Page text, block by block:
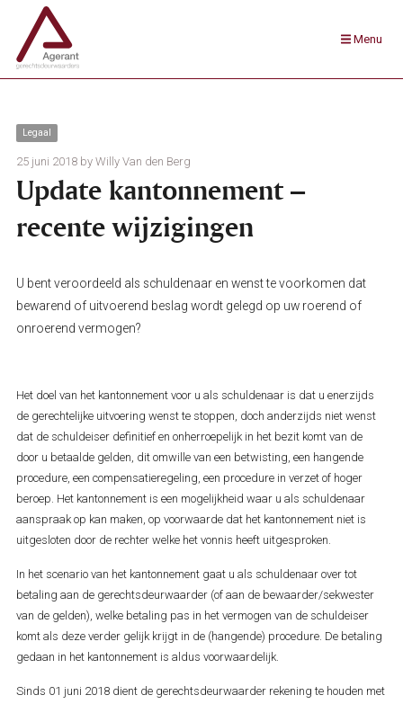
Menu
Legaal
25 juni 2018 Willy Van den Berg
Update kantonnement –
recente wijzigingen
U bent veroordeeld als schuldenaar en wenst te voorkomen dat
bewarend of uitvoerend beslag wordt gelegd op uw roerend of
onroerend vermogen?
Het doel van het kantonnement voor u als schuldenaar is dat u enerzijds
de gerechtelijke uitvoering wenst te stoppen, doch anderzijds niet wenst
dat de schuldeiser definitief en onherroepelijk in het bezit komt van de
door u betaalde gelden, dit omwille van een betwisting, een hangende
procedure, een compensatieregeling, een procedure in verzet of hoger
beroep. Het kantonnement is een mogelijkheid waar u als schuldenaar
aanspraak op kan maken, op voorwaarde dat het kantonnement niet is
uitgesloten door de rechter welke het vonnis heeft uitgesproken.
In het scenario van het kantonnement gaat u als schuldenaar over tot
betaling aan de gerechtsdeurwaarder (of aan de bewaarder/sekwester
van de gelden), welke betaling pas in het vermogen van de schuldeiser
komt als deze verder gelijk krijgt in de (hangende) procedure. De betaling
gedaan in het kantonnement is aldus voorwaardelijk.
Sinds 01 juni 2018 dient de gerechtsdeurwaarder rekening te houden met